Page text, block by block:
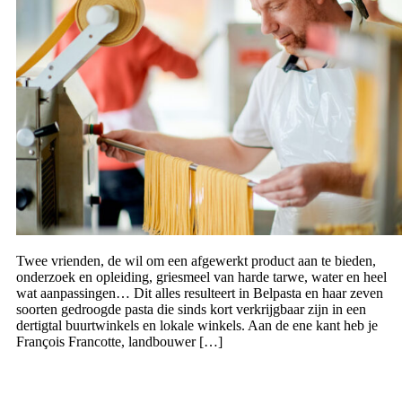
Twee vrienden, de wil om een afgewerkt product aan te bieden,
onderzoek en opleiding, griesmeel van harde tarwe, water en heel
wat aanpassingen… Dit alles resulteert in Belpasta en haar zeven
soorten gedroogde pasta die sinds kort verkrijgbaar zijn in een
dertigtal buurtwinkels en lokale winkels. Aan de ene kant heb je
François Francotte, landbouwer […]